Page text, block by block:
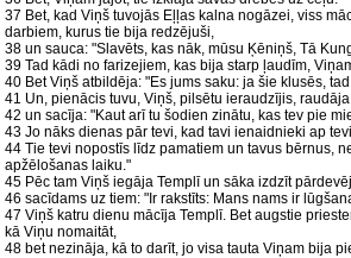
37 Bet, kad Viņš tuvojās Eļļas kalna nogāzei, viss
darbiem, kurus tie bija redzējuši,
38 un sauca: "Slavēts, kas nāk, mūsu Ķēniņš, Tā
39 Tad kādi no farizejiem, kas bija starp ļaudīm,
40 Bet Viņš atbildēja: "Es jums saku: ja šie klusēs,
41 Un, pienācis tuvu, Viņš, pilsētu ieraudzījis,
42 un sacīja: "Kaut arī tu šodien zinātu, kas tev pie
43 Jo nāks dienas pār tevi, kad tavi ienaidnieki ap
44 Tie tevi nopostīs līdz pamatiem un tavus bērnus,
apžēlošanas laiku."
45 Pēc tam Viņš iegāja Templī un sāka izdzīt
46 sacīdams uz tiem: "Ir rakstīts: Mans nams ir
47 Viņš katru dienu mācīja Templī. Bet augstie
kā Viņu nomaitāt,
48 bet nezināja, kā to darīt, jo visa tauta Viņam bija